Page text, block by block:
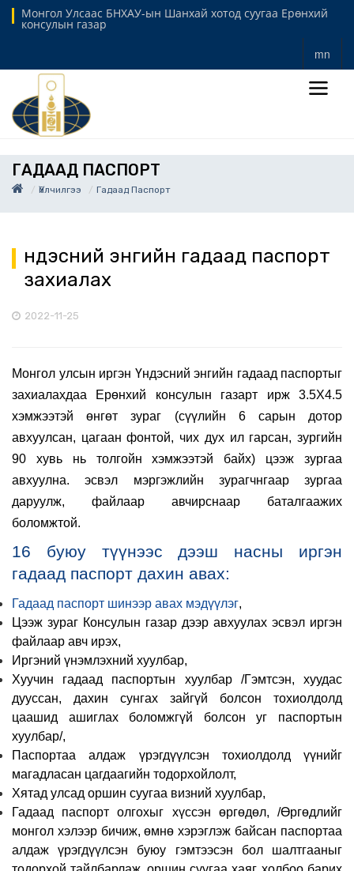
Монгол Улсаас БНХАУ-ын Шанхай хотод суугаа Ерөнхий
консулын газар
mn
ГАДААД ПАСПОРТ
Үйлчилгээ Гадаад Паспорт
Үндэсний энгийн гадаад паспорт
захиалах
2022-11-25
Монгол улсын иргэн Үндэсний энгийн гадаад паспортыг
захиалахдаа Ерөнхий консулын газарт ирж 3.5X4.5
хэмжээтэй өнгөт зураг (сүүлийн 6 сарын дотор
авхуулсан, цагаан фонтой, чих дух ил гарсан, зургийн
90 хувь нь толгойн хэмжээтэй байх) цээж зургаа
авхуулна. эсвэл мэргэжлийн зурагчнгаар зургаа
даруулж, файлаар авчирснаар баталгаажих
боломжтой.
16 буюу түүнээс дээш насны иргэн
гадаад паспорт дахин авах:
Гадаад паспорт шинээр авах мэдүүлэг,
Цээж зураг Консулын газар дээр авхуулах эсвэл иргэн
файлаар авч ирэх,
Иргэний үнэмлэхний хуулбар,
Хуучин гадаад паспортын хуулбар /Гэмтсэн, хуудас
дууссан, дахин сунгах зайгүй болсон тохиолдолд
цаашид ашиглах боломжгүй болсон уг паспортын
хуулбар/,
Паспортаа алдаж үрэгдүүлсэн тохиолдолд үүнийг
магадласан цагдаагийн тодорхойлолт,
Хятад улсад оршин суугаа визний хуулбар,
Гадаад паспорт олгохыг хүссэн өргөдөл, /Өргөдлийг
монгол хэлээр бичиж, өмнө хэрэглэж байсан паспортаа
алдаж үрэгдүүлсэн буюу гэмтээсэн бол шалтгааныг